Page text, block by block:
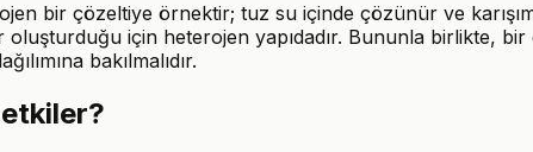
bir çözeltiye örnektir; tuz su içinde çözünür ve
için heterojen yapıdadır. Bununla birlikte, bir
bakılmalıdır.
etkiler?